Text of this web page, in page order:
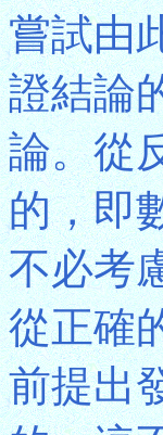
嘗試由
證結論
論。從
的，即
不必考
從正確
前提出